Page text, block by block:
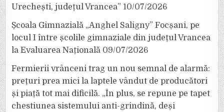
Urechești, județul Vrancea” 10/07/2026
Școala Gimnazială „Anghel Saligny” Focșani, pe
locul I între școlile gimnaziale din județul Vrancea
la Evaluarea Națională 09/07/2026
Fermierii vrânceni trag un nou semnal de alarmă:
prețuri prea mici la laptele vândut de producători
și piață tot mai dificilă. „În plus, se repune pe tapet
chestiunea sistemului anti-grindină, deși